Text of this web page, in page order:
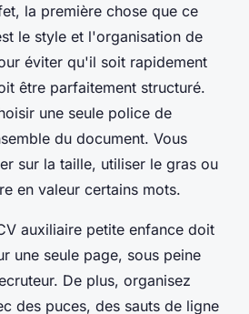
la première chose que ce
le style et l'organisation de
éviter qu'il soit rapidement
être parfaitement structuré.
une seule police de
du document. Vous
sur la taille, utiliser le gras ou
en valeur certains mots.
auxiliaire petite enfance doit
une seule page, sous peine
De plus, organisez
des puces, des sauts de ligne